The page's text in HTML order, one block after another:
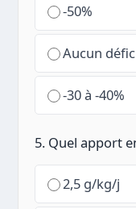
-50%
Aucun
-30 à -40%
5. Quel apport
2,5 g/kg/j